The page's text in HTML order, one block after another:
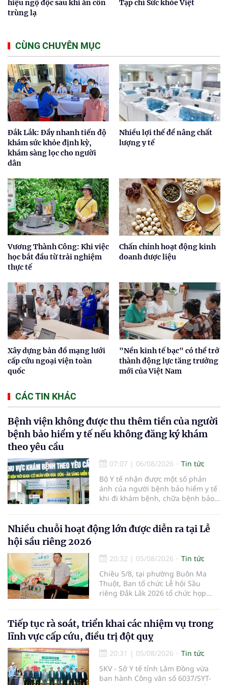
hiệu ngộ độc sau khi ăn côn
trùng lạ
Tạp chí Sức khỏe Việt
CÙNG CHUYÊN MỤC
Đắk Lắk: Đẩy nhanh tiến độ
khám sức khỏe định kỳ,
khám sàng lọc cho người
dân
Nhiều lợi thế để nâng chất
lượng y tế
Vương Thành Công: Khi việc
học bắt đầu từ trải nghiệm
thực tế
Chấn chỉnh hoạt động kinh
doanh dược liệu
Xây dựng bản đồ mạng lưới
cấp cứu ngoại viện toàn
quốc
"Nền kinh tế bạc" có thể trở
thành động lực tăng trưởng
mới của Việt Nam
CÁC TIN KHÁC
Bệnh viện không được thu thêm tiền của người
bệnh bảo hiểm y tế nếu không đăng ký khám
theo yêu cầu
07:07 | 06/08/2026
Tin tức
Bộ Y tế nhận được một số phản
ánh của người bệnh bảo hiểm y tế
khi đi khám bệnh, chữa bệnh bảo
bệnh, chữa bệnh theo yêu cầu
nhưng vẫn phải nộp thêm các chi
phần cùng chi trả.
Nhiều chuỗi hoạt động lớn được diễn ra tại Lễ
hội sầu riêng 2026
20:32 | 05/08/2026
Tin tức
Chiều 5/8, tại phường Buôn Ma
Thuột, Ban tổ chức Lễ hội Sầu
riêng Đắk Lắk 2026 tổ chức họp
hội Sầu riêng Đắk Lắk năm 2026 có
chủ đề “Sầu riêng Đắk Lắk – Kết nối
vươn xa”, được tổ chức từ ngày
15/8/2026 đến ngày 02/9/2026 tại
phường Buôn Ma Thuột, xã Krông
Pắc, phường Tuy Hòa và một số xã
trồng sầu riêng trên địa bàn tỉnh.
Tiếp tục rà soát, triển khai các nhiệm vụ trong
lĩnh vực cấp cứu, điều trị đột quỵ
20:31 | 05/08/2026
Tin tức
SKV - Sở Y tế tỉnh Lâm Đồng vừa
ban hành Công văn số 6037/SYT-